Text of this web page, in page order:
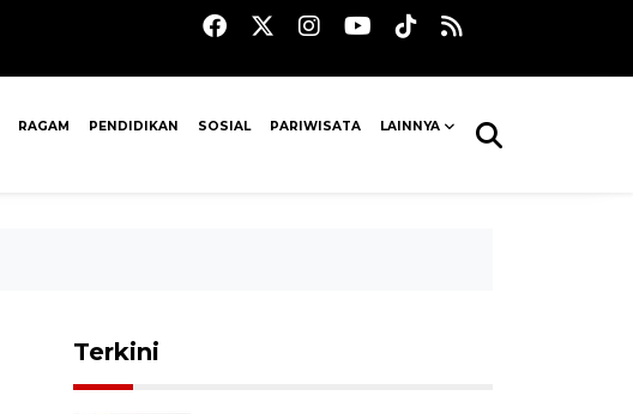
RAGAM PENDIDIKAN SOSIAL PARIWISATA LAINNYA
Terkini